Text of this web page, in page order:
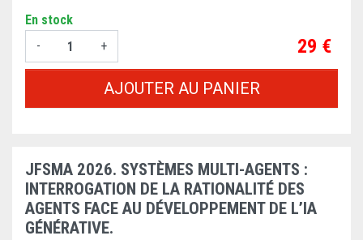
En stock
-
+ Prix
29 €
AJOUTER AU PANIER
JFSMA 2026. SYSTÈMES MULTI-AGENTS :
INTERROGATION DE LA RATIONALITÉ DES
AGENTS FACE AU DÉVELOPPEMENT DE L’IA
GÉNÉRATIVE.